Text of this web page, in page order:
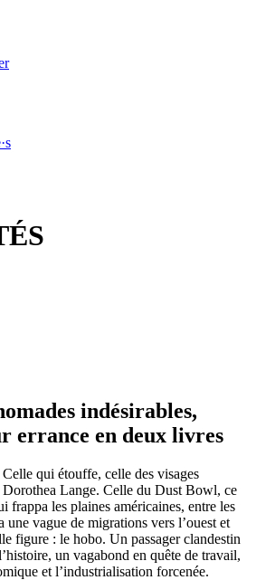
indésirables,
errance en deux livres
qui étouffe, celle des visages
Dorothea Lange. Celle du Dust Bowl, ce
frappa les plaines américaines, entre les
une vague de migrations vers l’ouest et
figure : le hobo. Un passager clandestin
un vagabond en quête de travail,
et l’industrialisation forcenée.